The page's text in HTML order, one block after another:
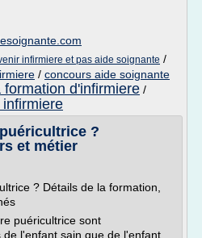
infirmiere et pas aide soignante /
/ concours aide soignante
formation d'infirmiere /
?
et métier
? Détails de la formation,
puéricultrice sont
l'enfant sain que de l'enfant